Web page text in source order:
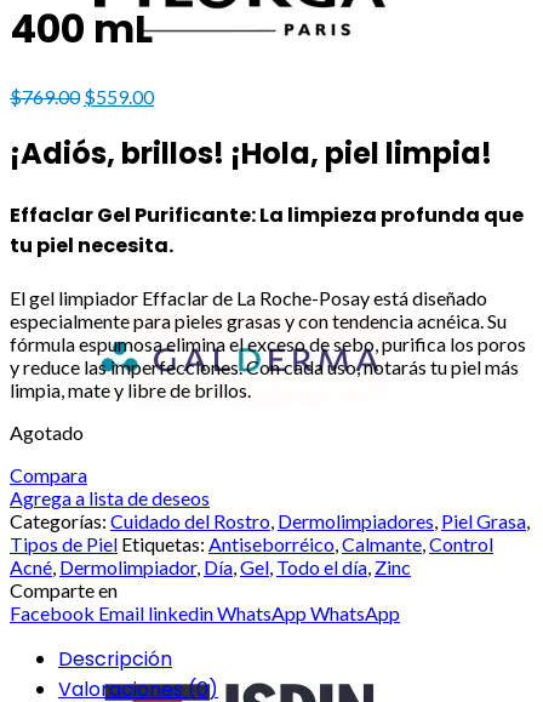
400 mL
$769.00 Original
was:
$769.00.
$559.00Current
is:
$559.00.
¡Adiós, brillos! ¡Hola, piel limpia!
Effaclar Gel Purificante: La limpieza profunda que
tu piel necesita.
El gel limpiador Effaclar de La Roche-Posay está diseñado
especialmente para pieles grasas y con tendencia acnéica. Su
fórmula espumosa elimina el exceso de sebo, purifica los poros
y reduce las imperfecciones. Con cada uso, notarás tu piel más
limpia, mate y libre de brillos.
Agotado
Compara
Agrega a lista de deseos
Categorías: Cuidado del Rostro, Dermolimpiadores, Piel Grasa,
Tipos de Piel Etiquetas: Antiseborréico,Calmante,Control
Acné, Dermolimpiador, Día,Gel, Todo el día, Zinc
Comparte en
Facebook Email linkedinWhatsAppWhatsApp
Descripción
Valoraciones (0)